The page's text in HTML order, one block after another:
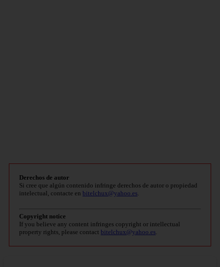
Derechos de autor
Si cree que algún contenido infringe derechos de autor o propiedad
intelectual, contacte en bitelchux@yahoo.es.
Copyright notice
If you believe any content infringes copyright or intellectual
property rights, please contact bitelchux@yahoo.es.